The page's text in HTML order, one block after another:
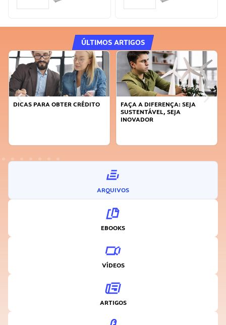
ÚLTIMOS ARTIGOS
DICAS PARA OBTER CRÉDITO
FAÇA A DIFERENÇA: SEJA
SUSTENTÁVEL, SEJA
INOVADOR
ARQUIVOS
EBOOKS
VÍDEOS
ARTIGOS